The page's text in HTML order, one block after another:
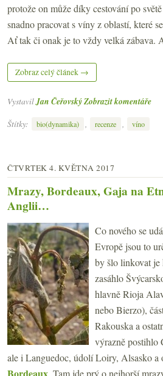
protože on může díky cestování po
snadno pracovat s víny z oblastí, které
Ať tak či onak je to vždy velká zábava.
Zobraz celý článek →
VystavilJan ČeřovskýZobrazit komentáře
Štítky:
bio(dynamika) recenze víno
ČTVRTEK 4. KVĚTNA 2017
Mrazy, Bordeaux, Gaja na
Anglii…
Co nového se
Evropě jsou to
by šlo linkovat je
zasáhlo
hlavně Rioja
nebo Bierzo),
Rakouska a
výrazně postihlo
ale i Languedoc, údolí Loiry, Alsasko a
Bordeaux . Tam jde prý o nejhorší